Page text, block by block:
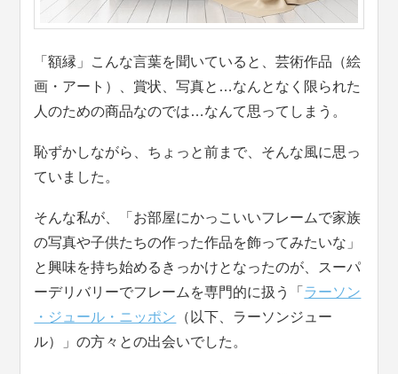
「額縁」こんな言葉を聞いていると、芸術作品（絵
画・アート）、賞状、写真と…なんとなく限られた
人のための商品なのでは…なんて思ってしまう。
恥ずかしながら、ちょっと前まで、そんな風に思っ
ていました。
そんな私が、「お部屋にかっこいいフレームで家族
の写真や子供たちの作った作品を飾ってみたいな」
と興味を持ち始めるきっかけとなったのが、スーパ
ーデリバリーでフレームを専門的に扱う「 ラーソン
・ジュール・ニッポン （以下、ラーソンジュー
ル）」の方々との出会いでした。